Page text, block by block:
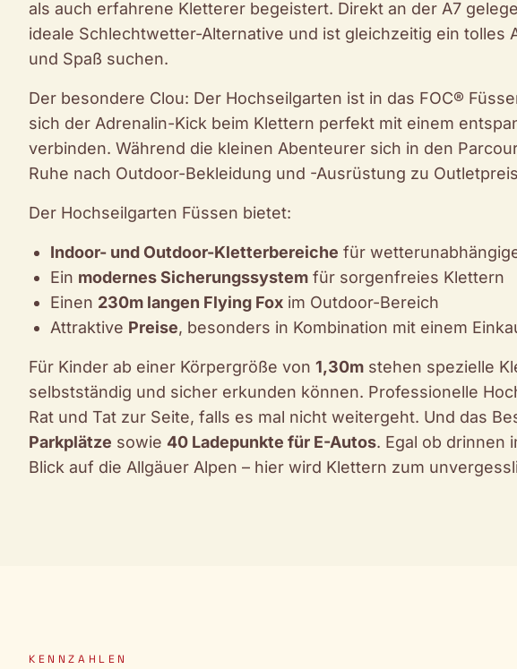
als auch erfahrene Kletterer begeistert. Direkt an der A7
ideale Schlechtwetter-Alternative und ist gleichzeitig ein tolles
und Spaß suchen.
Der besondere Clou: Der Hochseilgarten ist in das FOC®
sich der Adrenalin-Kick beim Klettern perfekt mit einem
verbinden. Während die kleinen Abenteurer sich in den
Ruhe nach Outdoor-Bekleidung und -Ausrüstung zu
Der Hochseilgarten Füssen bietet:
Indoor- und Outdoor-Kletterbereiche für
Ein modernes Sicherungssystem für sorgenfreies Klettern
Einen 230m langen Flying Fox im Outdoor-Bereich
Attraktive Preise, besonders in Kombination mit einem
Für Kinder ab einer Körpergröße von 1,30m stehen spezielle
selbstständig und sicher erkunden können. Professionelle
Rat und Tat zur Seite, falls es mal nicht weitergeht. Und das
Parkplätze sowie 40 Ladepunkte für E-Autos. Egal ob drinnen
Blick auf die Allgäuer Alpen – hier wird Klettern zum
KENNZAHLEN